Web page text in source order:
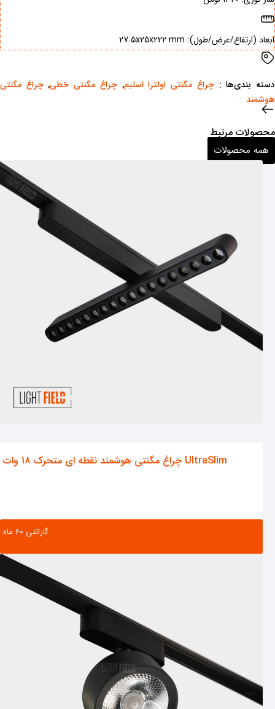
ابعاد (ارتفاع/عرض/طول): ‌27.5x25x222 mm
دسته بندی‌ها : ‌چراغ مگنتی اولترا اسلیم,چراغ مگنتی خطی,چراغ مگنتی
هوشمند
محصولات مرتبط
همه محصولات
چراغ مگنتی هوشمند نقطه ای متحرک 18 وات UltraSlim
مشاهده محصول
گارانتی ‌60 ماه